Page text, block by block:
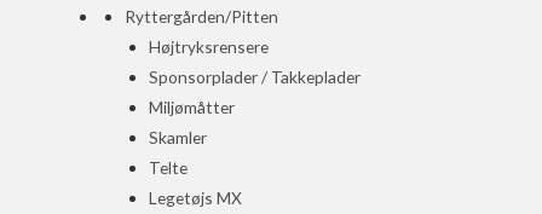
Ryttergården/Pitten
Højtryksrensere
Sponsorplader / Takkeplader
Miljømåtter
Skamler
Telte
Legetøjs MX